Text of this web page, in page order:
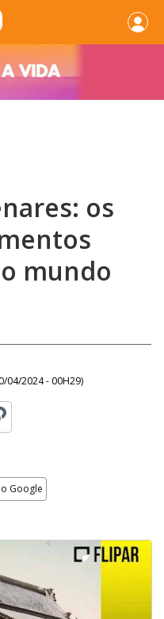
os
mundo
04/2024 - 00H29)
Google